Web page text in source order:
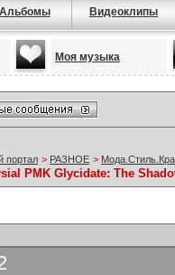
Альбомы Видеоклипы
Моя музыка
портал > РАЗНОЕ >
PMK Glycidate: The